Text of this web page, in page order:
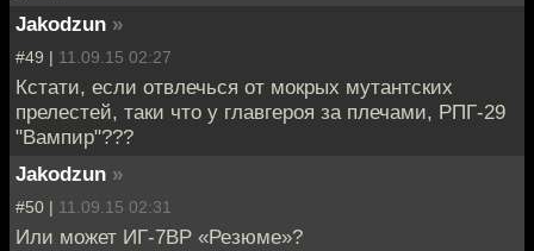
Jakodzun »
#49 | 11.09.15 02:27
Кстати, если отвлечься от мокрых мутантских
прелестей, таки что у главгероя за плечами, РПГ-29
"Вампир"???
Jakodzun »
#50 | 11.09.15 02:31
Или может ИГ-7ВР «Резюме»?